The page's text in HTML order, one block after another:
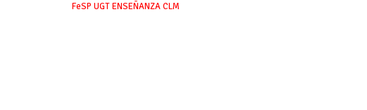
FeSP UGT ENSEÑANZA CLM